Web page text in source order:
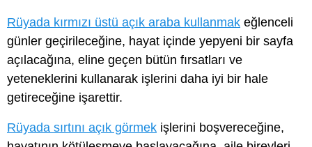
Rüyada kırmızı üstü açık araba kullanmak eğlenceli
günler geçirileceğine, hayat içinde yepyeni bir sayfa
açılacağına, eline geçen bütün fırsatları ve
yeteneklerini kullanarak işlerini daha iyi bir hale
getireceğine işarettir.
Rüyada sırtını açık görmek işlerini boşvereceğine,